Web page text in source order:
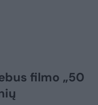
filmo „50